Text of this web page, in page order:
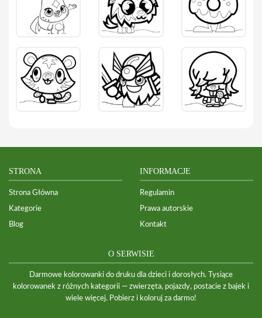
STRONA
Strona Główna
Kategorie
Blog
INFORMACJE
Regulamin
Prawa autorskie
Kontakt
O SERWISIE
Darmowe kolorowanki do druku dla dzieci i dorosłych. Tysiące
kolorowanek z różnych kategorii — zwierzęta, pojazdy, postacie z bajek i
wiele więcej. Pobierz i koloruj za darmo!